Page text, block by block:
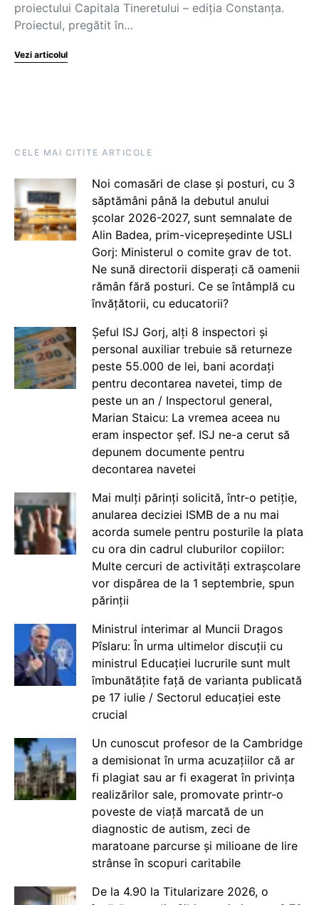
proiectului Capitala Tineretului – ediția Constanța.
Proiectul, pregătit în…
Vezi articolul
CELE MAI CITITE ARTICOLE
Noi comasări de clase și posturi, cu 3
săptămâni până la debutul anului
școlar 2026-2027, sunt semnalate de
Alin Badea, prim-vicepreședinte USLI
Gorj: Ministerul o comite grav de tot.
Ne sună directorii disperați că oamenii
rămân fără posturi. Ce se întâmplă cu
învățătorii, cu educatorii?
Șeful ISJ Gorj, alți 8 inspectori și
personal auxiliar trebuie să returneze
peste 55.000 de lei, bani acordați
pentru decontarea navetei, timp de
peste un an / Inspectorul general,
Marian Staicu: La vremea aceea nu
eram inspector șef. ISJ ne-a cerut să
depunem documente pentru
decontarea navetei
Mai mulți părinți solicită, într-o petiție,
anularea deciziei ISMB de a nu mai
acorda sumele pentru posturile la plata
cu ora din cadrul cluburilor copiilor:
Multe cercuri de activități extrașcolare
vor dispărea de la 1 septembrie, spun
părinții
Ministrul interimar al Muncii Dragos
Pîslaru: În urma ultimelor discuții cu
ministrul Educației lucrurile sunt mult
îmbunătățite față de varianta publicată
pe 17 iulie / Sectorul educației este
crucial
Un cunoscut profesor de la Cambridge
a demisionat în urma acuzațiilor că ar
fi plagiat sau ar fi exagerat în privința
realizărilor sale, promovate printr-o
poveste de viață marcată de un
diagnostic de autism, zeci de
maratoane parcurse și milioane de lire
strânse în scopuri caritabile
De la 4.90 la Titularizare 2026, o